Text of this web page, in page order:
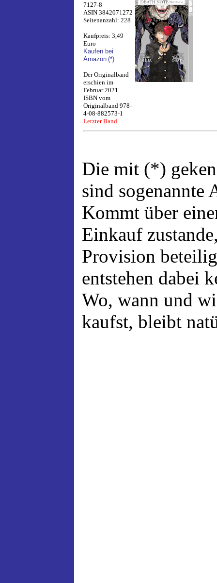
7127-8
ASIN 3842071272
Seitenanzahl: 228
Kaufpreis: 3,49
Euro
Kaufen bei
Amazon (*)
Der Originalband
erschien im
Februar 2021
ISBN vom
Originalband 978-
4-08-882573-1
Letzter Band
Die mit (*)
sind
Kommt über
Einkauf
Provision
entstehen dabei
Wo, wann und
kaufst, bleibt